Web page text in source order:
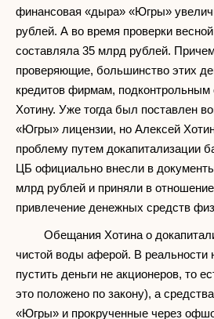
финансовая «дыра» «Югры»
рублей. А во время проверки
составляла 35 млрд рублей.
проверяющие, большинство этих
кредитов фирмам,
Хотину. Уже тогда был поставлен
«Югры» лицензии, но Алексей
проблему путем докапитализации
ЦБ официально внесли в
млрд рублей и приняли в
привлечение денежных средств
Обещания Хотина о
чистой воды аферой. В реальности
пустить деньги не акционеров, то
это положено по закону), а
«Югры» и прокрученные через